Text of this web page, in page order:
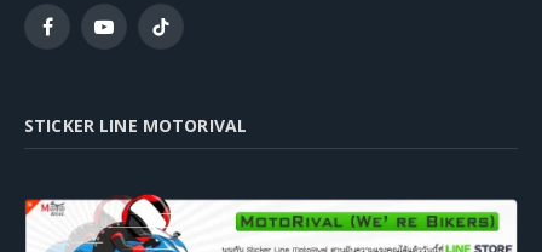
FacebookYouTubeTikTok
STICKER LINE MOTORIVAL